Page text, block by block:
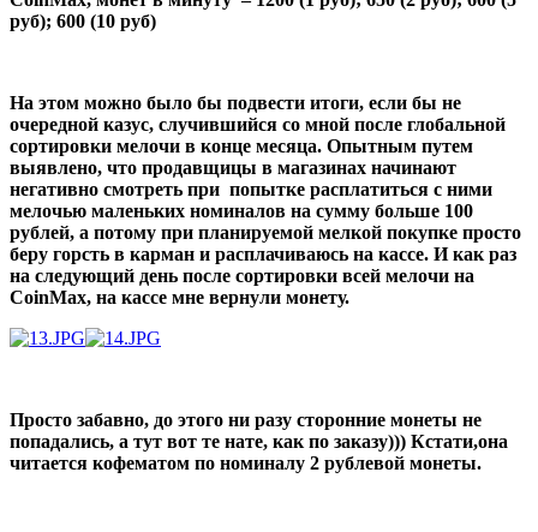
руб); 600 (10 руб)
На этом можно было бы подвести итоги, если бы не
очередной казус, случившийся со мной после глобальной
сортировки мелочи в конце месяца. Опытным путем
выявлено, что продавщицы в магазинах начинают
негативно смотреть при попытке расплатиться с ними
мелочью маленьких номиналов на сумму больше 100
рублей, а потому при планируемой мелкой покупке просто
беру горсть в карман и расплачиваюсь на кассе. И как раз
на следующий день после сортировки всей мелочи на
CoinMax, на кассе мне вернули монету.
Просто забавно, до этого ни разу сторонние монеты не
попадались, а тут вот те нате, как по заказу))) Кстати,она
читается кофематом по номиналу 2 рублевой монеты.